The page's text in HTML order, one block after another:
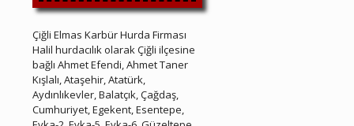
Çiğli Elmas Karbür Hurda Firması
Halil hurdacılık olarak Çiğli ilçesine
bağlı Ahmet Efendi, Ahmet Taner
Kışlalı, Ataşehir, Atatürk,
Aydınlıkevler, Balatçık, Çağdaş,
Cumhuriyet, Egekent, Esentepe,